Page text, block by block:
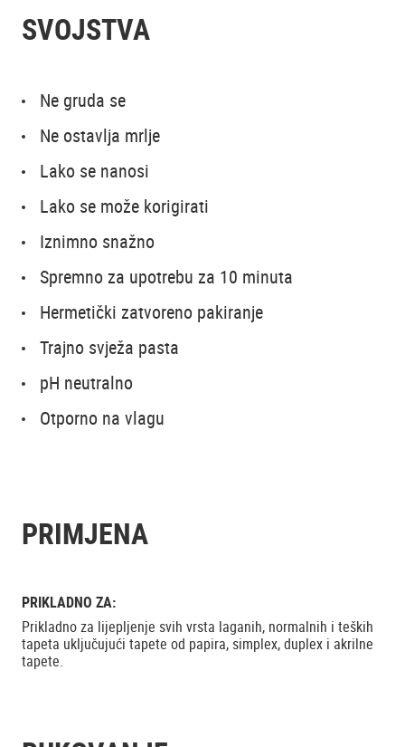
SVOJSTVA
Ne gruda se
Ne ostavlja mrlje
Lako se nanosi
Lako se može korigirati
Iznimno snažno
Spremno za upotrebu za 10 minuta
Hermetički zatvoreno pakiranje
Trajno svježa pasta
pH neutralno
Otporno na vlagu
PRIMJENA
PRIKLADNO ZA:
Prikladno za lijepljenje svih vrsta laganih, normalnih i teških
tapeta uključujući tapete od papira, simplex, duplex i akrilne
tapete.